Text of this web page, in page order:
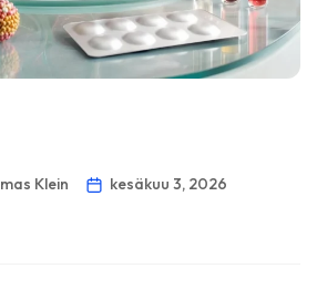
Klein
kesäkuu 3, 2026